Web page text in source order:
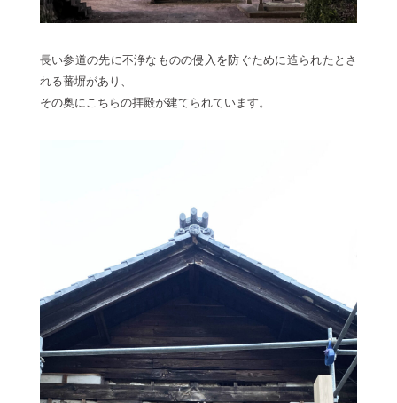
長い参道の先に不浄なものの侵入を防ぐために造られたとさ
れる蕃塀があり、
その奥にこちらの拝殿が建てられています。